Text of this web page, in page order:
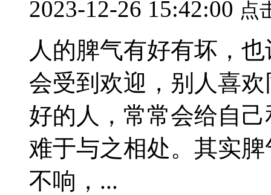
2023-12-26 15:42:00 点
人的脾气有好有坏，
会受到欢迎，别人喜
好的人，常常会给自
难于与之相处。其实
不响，...